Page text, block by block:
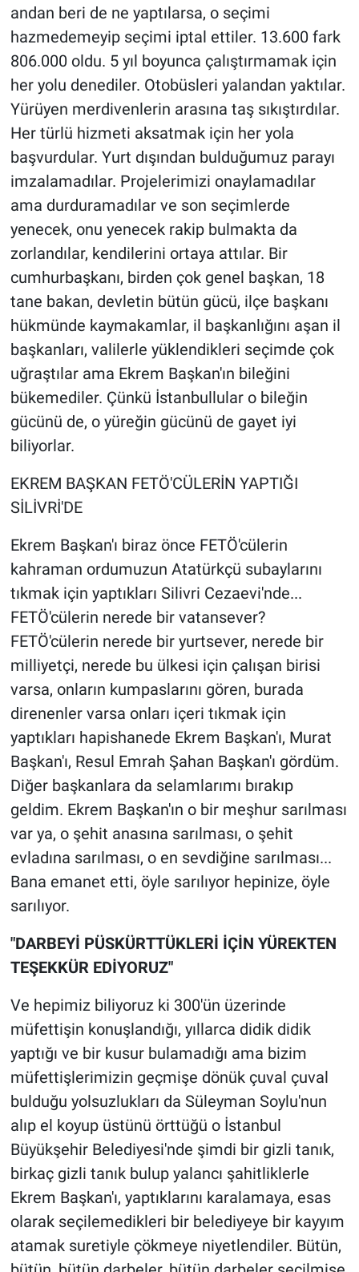
andan beri de ne yaptılarsa, o seçimi
hazmedemeyip seçimi iptal ettiler. 13.600 fark
806.000 oldu. 5 yıl boyunca çalıştırmamak için
her yolu denediler. Otobüsleri yalandan yaktılar.
Yürüyen merdivenlerin arasına taş sıkıştırdılar.
Her türlü hizmeti aksatmak için her yola
başvurdular. Yurt dışından bulduğumuz parayı
imzalamadılar. Projelerimizi onaylamadılar
ama durduramadılar ve son seçimlerde
yenecek, onu yenecek rakip bulmakta da
zorlandılar, kendilerini ortaya attılar. Bir
cumhurbaşkanı, birden çok genel başkan, 18
tane bakan, devletin bütün gücü, ilçe başkanı
hükmünde kaymakamlar, il başkanlığını aşan il
başkanları, valilerle yüklendikleri seçimde çok
uğraştılar ama Ekrem Başkan'ın bileğini
bükemediler. Çünkü İstanbullular o bileğin
gücünü de, o yüreğin gücünü de gayet iyi
biliyorlar.
EKREM BAŞKAN FETÖ'CÜLERİN YAPTIĞI
SİLİVRİ'DE
Ekrem Başkan'ı biraz önce FETÖ'cülerin
kahraman ordumuzun Atatürkçü subaylarını
tıkmak için yaptıkları Silivri Cezaevi'nde...
FETÖ'cülerin nerede bir vatansever?
FETÖ'cülerin nerede bir yurtsever, nerede bir
milliyetçi, nerede bu ülkesi için çalışan birisi
varsa, onların kumpaslarını gören, burada
direnenler varsa onları içeri tıkmak için
yaptıkları hapishanede Ekrem Başkan'ı, Murat
Başkan'ı, Resul Emrah Şahan Başkan'ı gördüm.
Diğer başkanlara da selamlarımı bırakıp
geldim. Ekrem Başkan'ın o bir meşhur sarılması
var ya, o şehit anasına sarılması, o şehit
evladına sarılması, o en sevdiğine sarılması...
Bana emanet etti, öyle sarılıyor hepinize, öyle
sarılıyor.
"DARBEYİ PÜSKÜRTTÜKLERİ İÇİN YÜREKTEN
TEŞEKKÜR EDİYORUZ"
Ve hepimiz biliyoruz ki 300'ün üzerinde
müfettişin konuşlandığı, yıllarca didik didik
yaptığı ve bir kusur bulamadığı ama bizim
müfettişlerimizin geçmişe dönük çuval çuval
bulduğu yolsuzlukları da Süleyman Soylu'nun
alıp el koyup üstünü örttüğü o İstanbul
Büyükşehir Belediyesi'nde şimdi bir gizli tanık,
birkaç gizli tanık bulup yalancı şahitliklerle
Ekrem Başkan'ı, yaptıklarını karalamaya, esas
olarak seçilemedikleri bir belediyeye bir kayyım
atamak suretiyle çökmeye niyetlendiler. Bütün,